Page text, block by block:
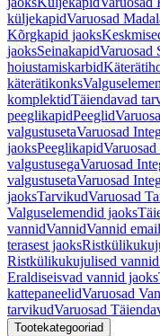
küljekapidVaruosad
Kõrgkapid jaoks
jaoksSeinakapidVaruosad
hoiustamiskarbid
käterätikonks
komplektidTäiendavad
peeglikapidPeeglid
valgustusetaVaruosad
jaoksPeeglikapid
valgustusegaVaruosad
valgustusetaVaruosad
jaoksTarvikudVaruosad
Valguselemendid jaoks
vannidVannidVannid
terasest jaoks
Ristkülikukujulised
Eraldiseisvad vannid jaoks
kattepaneelidVaruosad
tarvikudVaruosad
Tootekategooriad